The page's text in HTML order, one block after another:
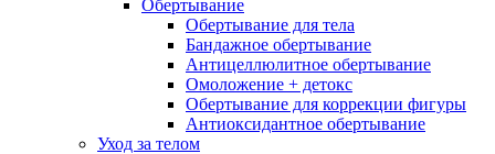
Обертывание
Обертывание для тела
Бандажное обертывание
Антицеллюлитное обертывание
Омоложение + детокс
Обертывание для коррекции фигуры
Антиоксидантное обертывание
Уход за телом